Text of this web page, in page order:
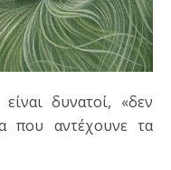
που αντέχουνε τα